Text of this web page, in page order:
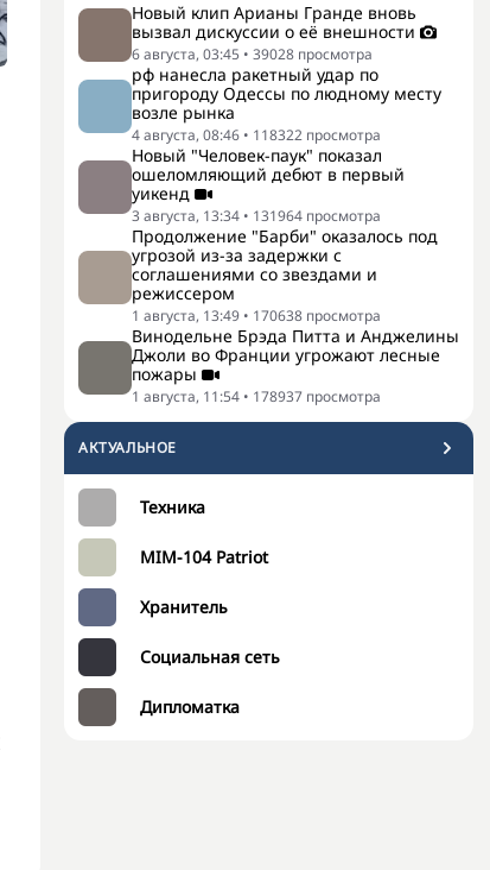
Новый клип Арианы Гранде вновь
вызвал дискуссии о её внешности
6 августа, 03:45 • 39028 просмотра
рф нанесла ракетный удар по
пригороду Одессы по людному месту
возле рынка
4 августа, 08:46 • 118322 просмотра
Новый "Человек-паук" показал
ошеломляющий дебют в первый
уикенд
3 августа, 13:34 • 131964 просмотра
Продолжение "Барби" оказалось под
угрозой из-за задержки с
соглашениями со звездами и
режиссером
1 августа, 13:49 • 170638 просмотра
Винодельне Брэда Питта и Анджелины
Джоли во Франции угрожают лесные
пожары
1 августа, 11:54 • 178937 просмотра
АКТУАЛЬНОЕ
Техника
MIM-104 Patriot
Хранитель
Социальная сеть
Дипломатка